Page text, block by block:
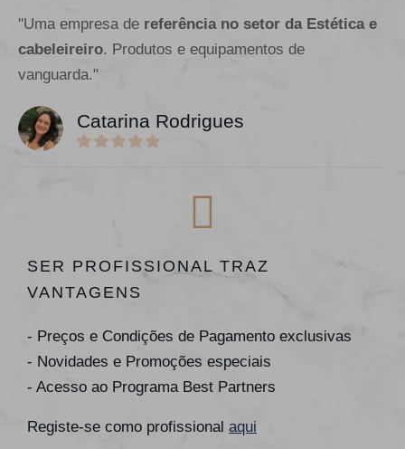
"Uma empresa de referência no setor da Estética e
cabeleireiro. Produtos e equipamentos de
vanguarda."
Catarina Rodrigues
SER PROFISSIONAL TRAZ
VANTAGENS
- Preços e Condições de Pagamento exclusivas
- Novidades e Promoções especiais
- Acesso ao Programa Best Partners
Registe-se como profissional aqui